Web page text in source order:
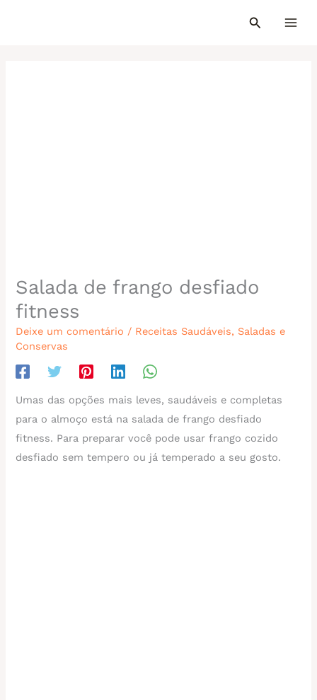
Salada de frango desfiado
fitness
Deixe um comentário / Receitas Saudáveis, Saladas e
Conservas
Umas das opções mais leves, saudáveis e completas
para o almoço está na salada de frango desfiado
fitness. Para preparar você pode usar frango cozido
desfiado sem tempero ou já temperado a seu gosto.